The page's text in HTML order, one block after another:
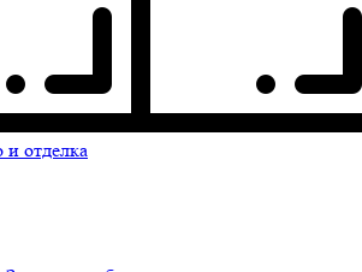
и отделка